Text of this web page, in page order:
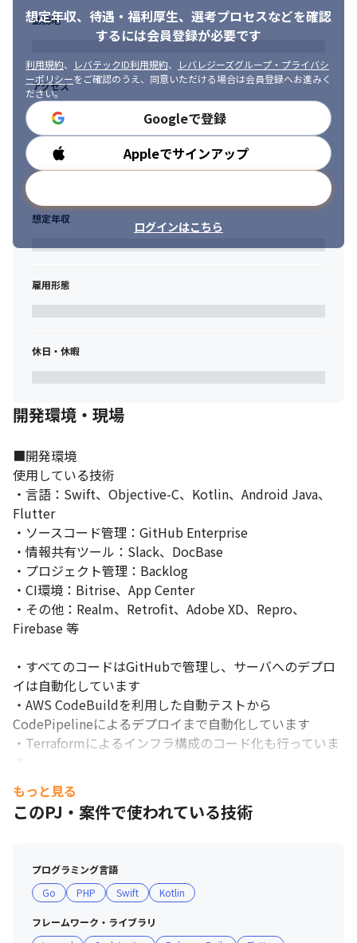
想定年収、待遇・福利厚生、 選考プロセスなどを確認
するには会員登録が必要です
利用規約、 レバテックID利用規約、
レバレジーズグループ・プライバシ
ーポリシーをご確認のうえ、同意いただける場合は会員登録へお進みく
ださい。
Googleで登録
Appleでサインアップ
ログインはこちら
勤務地
アクセス
勤務時間
想定年収
雇用形態
休日・休暇
開発環境・現場
■開発環境
使用している技術
・言語：Swift、Objective-C、Kotlin、Android Java、
Flutter
・ソースコード管理：GitHub Enterprise
・情報共有ツール：Slack、DocBase
・プロジェクト管理：Backlog
・CI環境：Bitrise、App Center
・その他：Realm、Retrofit、Adobe XD、Repro、
Firebase 等
・すべてのコードはGitHubで管理し、サーバへのデプロ
イは自動化しています
・AWS CodeBuildを利用した自動テストから
CodePipelineによるデプロイまで自動化しています
・Terraformによるインフラ構成のコード化も行っていま
す
・定型化された作業はできるだけ工夫して簡素化、自動化
し、やるべきことに集中していくという文化があります
・基本的にはテレワークで業務を進めますが、Slackや
・ほかのメンバーのコードを見たり、ディスカッションを
重ねたり、技術に対する知見を深める機会があります
■ チーム構成
もっと見る
このPJ・案件で使われている技術
プログラミング言語
Go
PHP Swift Kotlin
フレームワーク・ライブラリ